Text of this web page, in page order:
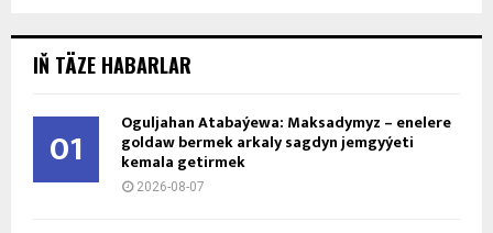
IŇ TÄZE HABARLAR
01 Oguljahan Atabaýewa: Maksadymyz – enelere
goldaw bermek arkaly sagdyn jemgyýeti
kemala getirmek
2026-08-07